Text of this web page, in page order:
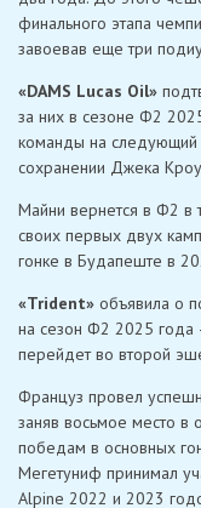
финального этапа
завоевав еще три
«DAMS Lucas Oil»
за них в сезоне Ф2
команды на следующий
сохранении Джека
Майни вернется в Ф2 в
своих первых двух
гонке в Будапеште в
«Trident» объявила о
на сезон Ф2 2025
перейдет во второй
Француз провел
заняв восьмое место в
победам в основных
Мегетуниф принимал
Alpine 2022 и 2023